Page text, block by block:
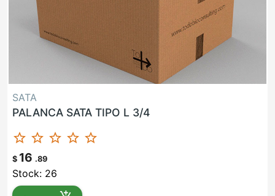
SATA
PALANCA SATA TIPO L 3/4
star_border star_border star_border star_border star_border
$ 16 .89
Stock: 26